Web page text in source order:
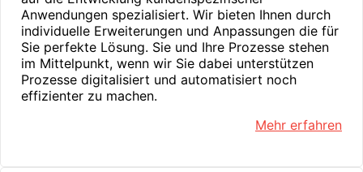
Anwendungen spezialisiert. Wir bieten Ihnen durch
individuelle Erweiterungen und Anpassungen die für
Sie perfekte Lösung. Sie und Ihre Prozesse stehen
im Mittelpunkt, wenn wir Sie dabei unterstützen
Prozesse digitalisiert und automatisiert noch
effizienter zu machen.
Mehr erfahren